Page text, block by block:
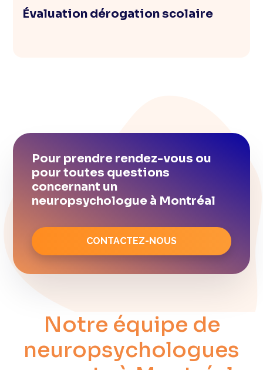
Évaluation dérogation scolaire
Pour prendre rendez-vous ou
pour toutes questions
concernant un
neuropsychologue à Montréal
CONTACTEZ-NOUS
Notre équipe de
neuropsychologues